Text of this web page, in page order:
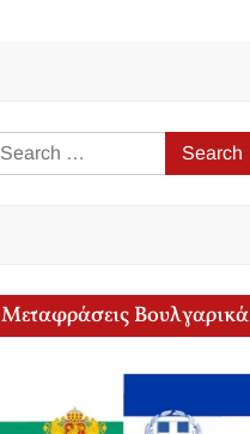
Search
for:
Μεταφράσεις Βουλγαρικά